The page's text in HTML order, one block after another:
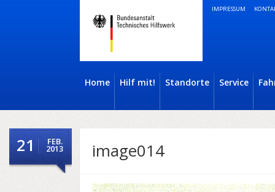
IMPRESSUM
Home Hilf mit! Standorte Service
21 FEB.
2013 image014